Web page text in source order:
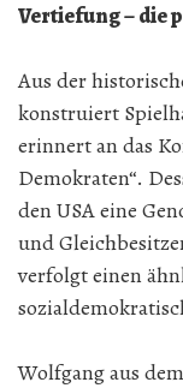
Vertiefung – die
Aus der
konstruiert
erinnert an das
Demokraten“.
den USA eine
und
verfolgt einen
Wolfgang aus